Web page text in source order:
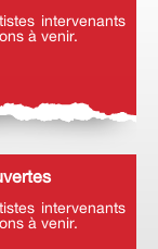
intervenants
à venir.
intervenants
à venir.